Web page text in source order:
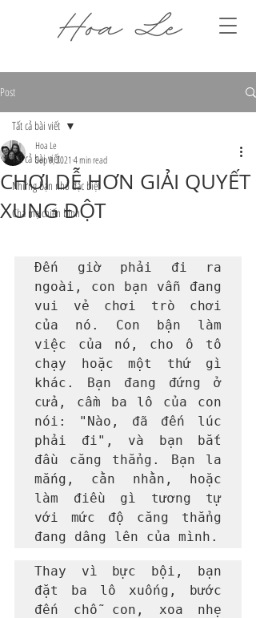
Post
Tất cả bài viết
Những bạn nhỏ đặc biệt
Cha mẹ chiến binh
Tất cả bài viết
CHƠI DỄ HƠN GIẢI QUYẾT
XUNG ĐỘT
Hoa Le
Sep 9, 2021 4 min read
Đến giờ phải đi ra
ngoài, con bạn vẫn đang
vui vẻ chơi trò chơi
của nó. Con bận làm
việc của nó, cho ô tô
chạy hoặc một thứ gì
khác. Bạn đang đứng ở
cửa, cầm ba lô của con
nói:
"Nào, đã đến lúc
phải đi" , và bạn bắt
đầu căng thẳng. Bạn la
mắng, cằn nhằn, hoặc
làm điều gì tương tự
với mức độ căng thẳng
Thay vì bực bội, bạn
đặt ba lô xuống, bước
đến chỗ con, xoa nhẹ